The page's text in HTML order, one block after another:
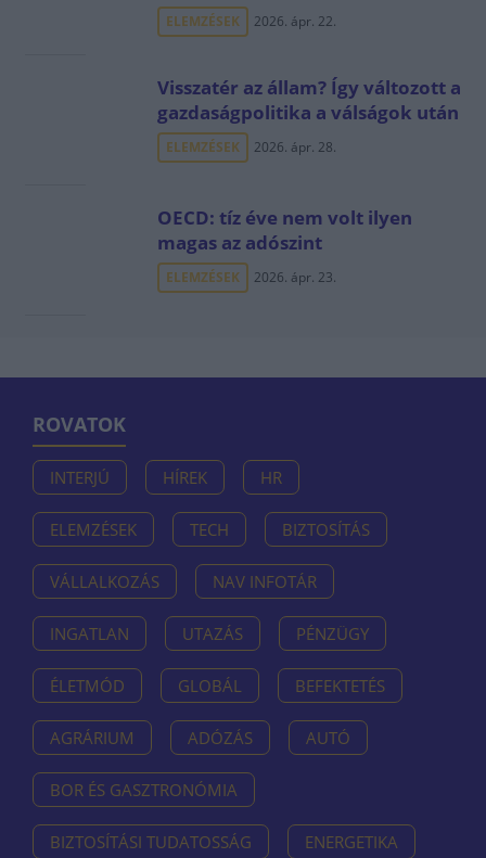
ELEMZÉSEK 2026. ápr. 22.
Visszatér az állam? Így változott a
gazdaságpolitika a válságok után
ELEMZÉSEK 2026. ápr. 28.
OECD: tíz éve nem volt ilyen
magas az adószint
ELEMZÉSEK 2026. ápr. 23.
ROVATOK
INTERJÚ HÍREK HR
ELEMZÉSEK TECH BIZTOSÍTÁS
VÁLLALKOZÁS NAV INFOTÁR
INGATLAN UTAZÁS PÉNZÜGY
ÉLETMÓD GLOBÁL BEFEKTETÉS
AGRÁRIUM ADÓZÁS AUTÓ
BOR ÉS GASZTRONÓMIA
BIZTOSÍTÁSI TUDATOSSÁG ENERGETIKA